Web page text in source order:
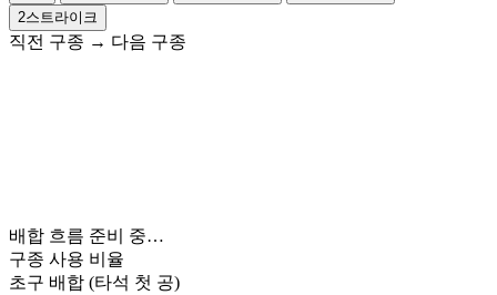
2스트라이크
직전 구종 → 다음 구종
배합 흐름 준비 중…
구종 사용 비율
초구 배합 (타석 첫 공)